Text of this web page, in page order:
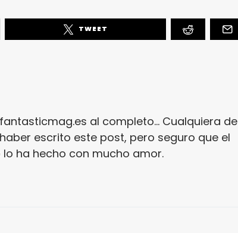
TWEET
al completo... Cualquiera de
escrito este post, pero seguro que el
ha hecho con mucho amor.